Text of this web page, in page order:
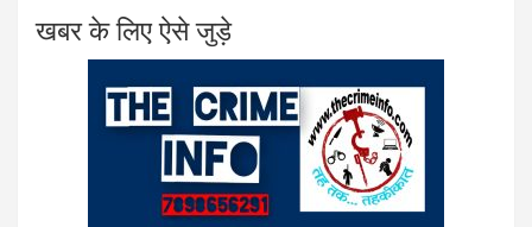
खबर के लिए ऐसे जुड़े